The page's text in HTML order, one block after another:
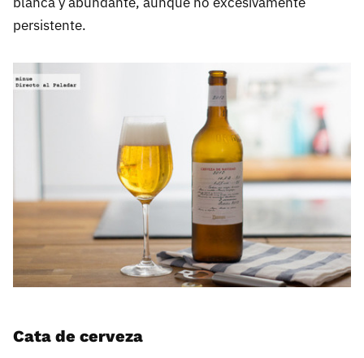
persistente.
Cata de cerveza